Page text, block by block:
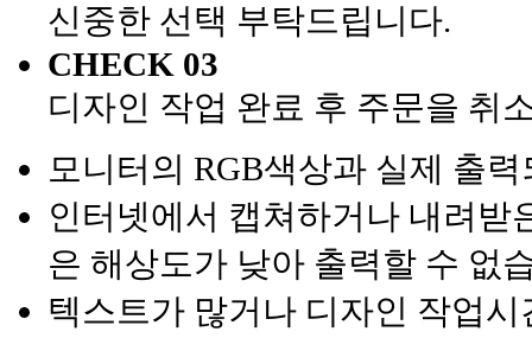
신중한 선택 부탁드립니다.
CHECK 03
디자인 작업 완료 후 주문을 취
모니터의 RGB색상과 실제 출
인터넷에서 캡쳐하거나 내려받
은 해상도가 낮아 출력할 수 없
텍스트가 많거나 디자인 작업